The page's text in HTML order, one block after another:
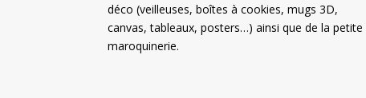
déco (veilleuses, boîtes à cookies, mugs 3D,
canvas, tableaux, posters…) ainsi que de la petite
maroquinerie.